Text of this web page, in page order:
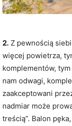
2. Z pewnością
więcej powietrza,
komplementów,
nam odwagi,
zaakceptowani
nadmiar może
treścią”. Balon